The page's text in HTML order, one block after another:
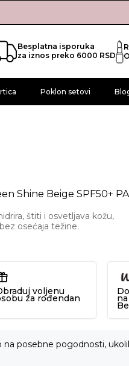
Besplatna isporuka
za iznos preko 6000 RSD
Poklon setovi
Shine Beige SPF50+
štiti i osvetljava kožu,
osećaja težine.
voljenu
za rođendan
na posebne pogodnosti,